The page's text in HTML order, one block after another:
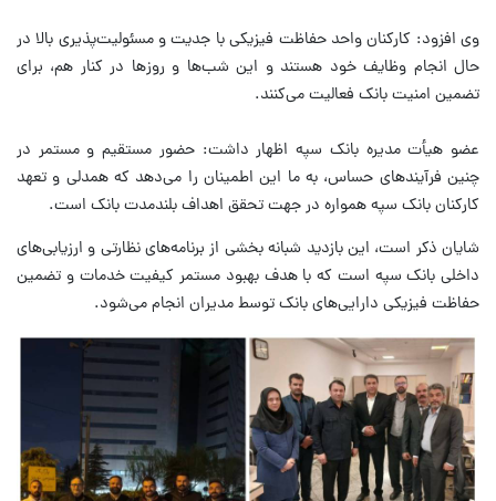
️وی افزود: کارکنان واحد حفاظت فیزیکی با جدیت و مسئولیت‌پذیری بالا در
حال انجام وظایف خود هستند و این شب‌ها و روزها در کنار هم، برای
تضمین امنیت بانک فعالیت می‌کنند.
عضو هیأت مدیره بانک سپه اظهار داشت: حضور مستقیم و مستمر در
چنین فرآیندهای حساس، به ما این اطمینان را می‌دهد که همدلی و تعهد
کارکنان بانک سپه همواره در جهت تحقق اهداف بلندمدت بانک است.
‌شایان ذکر است، این بازدید شبانه بخشی از برنامه‌های نظارتی و ارزیابی‌های
داخلی بانک سپه است که با هدف بهبود مستمر کیفیت خدمات و تضمین
حفاظت فیزیکی دارایی‌های بانک توسط مدیران انجام می‌شود.